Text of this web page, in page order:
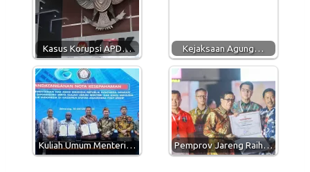
A
p
p
a
m
o
o
k
Kasus Korupsi APD… Kejaksaan Agung…
Kuliah Umum Menteri… Pemprov Jareng Raih…